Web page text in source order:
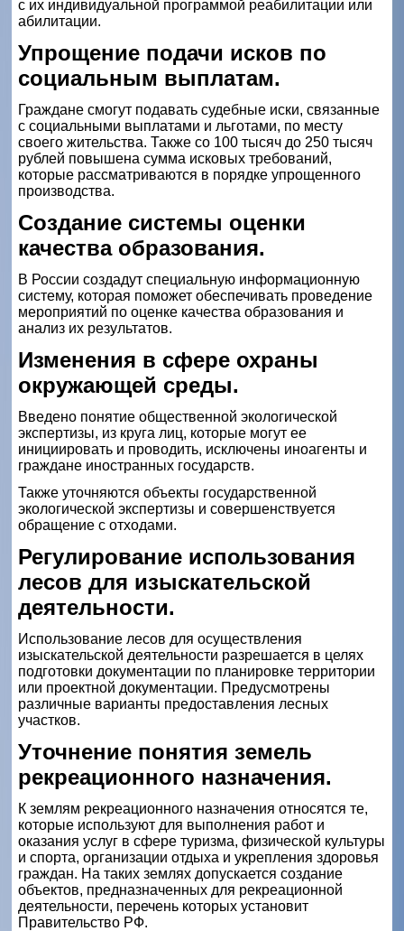
с их индивидуальной программой реабилитации или
абилитации.
Упрощение подачи исков по
социальным выплатам.
Граждане смогут подавать судебные иски, связанные
с социальными выплатами и льготами, по месту
своего жительства. Также со 100 тысяч до 250 тысяч
рублей повышена сумма исковых требований,
которые рассматриваются в порядке упрощенного
производства.
Создание системы оценки
качества образования.
В России создадут специальную информационную
систему, которая поможет обеспечивать проведение
мероприятий по оценке качества образования и
анализ их результатов.
Изменения в сфере охраны
окружающей среды.
Введено понятие общественной экологической
экспертизы, из круга лиц, которые могут ее
инициировать и проводить, исключены иноагенты и
граждане иностранных государств.
Также уточняются объекты государственной
экологической экспертизы и совершенствуется
обращение с отходами.
Регулирование использования
лесов для изыскательской
деятельности.
Использование лесов для осуществления
изыскательской деятельности разрешается в целях
подготовки документации по планировке территории
или проектной документации. Предусмотрены
различные варианты предоставления лесных
участков.
Уточнение понятия земель
рекреационного назначения.
К землям рекреационного назначения относятся те,
которые используют для выполнения работ и
оказания услуг в сфере туризма, физической культуры
и спорта, организации отдыха и укрепления здоровья
граждан. На таких землях допускается создание
объектов, предназначенных для рекреационной
деятельности, перечень которых установит
Правительство РФ.